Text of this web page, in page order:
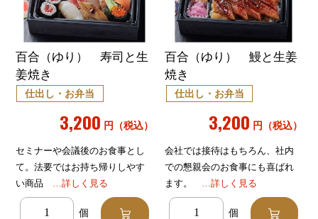
百合（ゆり） 寿司と生
姜焼き
仕出し・お弁当
3,200 円（税込）
セミナーや会議後のお食事とし
て。法要ではお持ち帰りしやす
い商品
…詳しく見る
百合（ゆり） 鰻と生姜
焼き
仕出し・お弁当
3,200 円（税込）
会社では接待はもちろん、社内
での懇親会のお食事にも喜ばれ
ます。
…詳しく見る